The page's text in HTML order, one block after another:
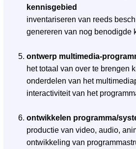
kennisgebied
inventariseren van reeds
genereren van nog benodigde
ontwerp multimedia-
het totaal van over te brengen
onderdelen van het
interactiviteit van het
ontwikkelen programma/
productie van video, audio,
ontwikkeling van